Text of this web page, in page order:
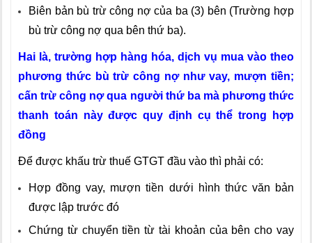
Biên bản bù trừ công nợ của ba (3) bên (Trường hợp
bù trừ công nợ qua bên thứ ba).
Hai là, trường hợp hàng hóa, dịch vụ mua vào theo
phương thức bù trừ công nợ như vay, mượn tiền;
cấn trừ công nợ qua người thứ ba mà phương thức
thanh toán này được quy định cụ thể trong hợp
đồng
Để được khấu trừ thuế GTGT đầu vào thì phải có:
Hợp đồng vay, mượn tiền dưới hình thức văn bản
được lập trước đó
Chứng từ chuyển tiền từ tài khoản của bên cho vay